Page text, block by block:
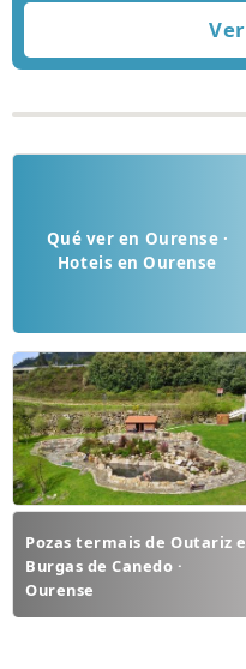
Qué ver en Ourense ·
Hoteis en Ourense
Pozas termais de Outariz e
Burgas de Canedo ·
Ourense